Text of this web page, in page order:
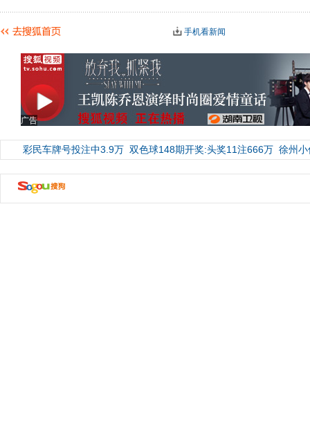
手机看新闻
广告
彩民车牌号投注中3.9万 双色球148期开奖:头奖11注666万 徐州